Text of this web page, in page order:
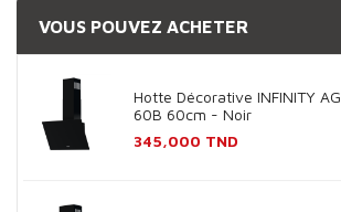
VOUS POUVEZ ACHETER
Hotte Décorative INFINITY
60B 60cm - Noir
Prix
345,000 TND